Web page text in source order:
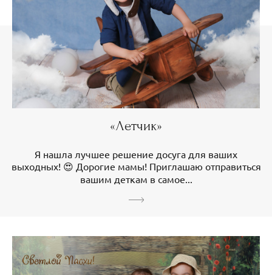
«Летчик»
Я нашла лучшее решение досуга для ваших
выходных! 😍 Дорогие мамы! Приглашаю отправиться
вашим деткам в самое...